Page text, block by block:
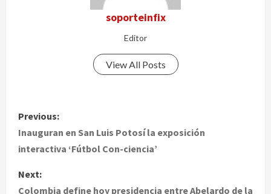
soporteinfix
Editor
View All Posts
P
o
t
Previous:
Inauguran en San Luis Potosí la exposición
interactiva ‘Fútbol Con-ciencia’
Next:
Colombia define hoy presidencia entre Abelardo de la